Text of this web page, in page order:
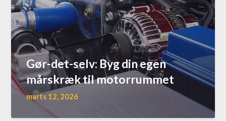
Gør-det-selv: Byg din egen
mårskræk til motorrummet
marts 12, 2026